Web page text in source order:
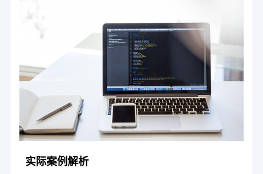
实际案例解析